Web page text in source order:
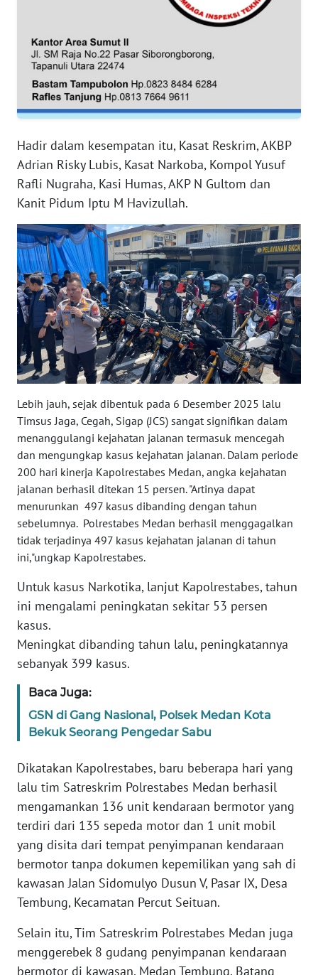
Hadir dalam kesempatan itu, Kasat Reskrim, AKBP
Adrian Risky Lubis, Kasat Narkoba, Kompol Yusuf
Rafli Nugraha, Kasi Humas, AKP N Gultom dan
Kanit Pidum Iptu M Havizullah.
Lebih jauh, sejak dibentuk pada 6 Desember 2025 lalu
Timsus Jaga, Cegah, Sigap (JCS) sangat signifikan dalam
menanggulangi kejahatan jalanan termasuk mencegah
dan mengungkap kasus kejahatan jalanan. Dalam periode
200 hari kinerja Kapolrestabes Medan, angka kejahatan
jalanan berhasil ditekan 15 persen. "Artinya dapat
menurunkan 497 kasus dibanding dengan tahun
sebelumnya. Polrestabes Medan berhasil menggagalkan
tidak terjadinya 497 kasus kejahatan jalanan di tahun
ini,"ungkap Kapolrestabes.
Untuk kasus Narkotika, lanjut Kapolrestabes, tahun
ini mengalami peningkatan sekitar 53 persen
kasus.
Meningkat dibanding tahun lalu, peningkatannya
sebanyak 399 kasus.
Baca Juga:
GSN di Gang Nasional, Polsek Medan Kota
Bekuk Seorang Pengedar Sabu
Dikatakan Kapolrestabes, baru beberapa hari yang
lalu tim Satreskrim Polrestabes Medan berhasil
mengamankan 136 unit kendaraan bermotor yang
terdiri dari 135 sepeda motor dan 1 unit mobil
yang disita dari tempat penyimpanan kendaraan
bermotor tanpa dokumen kepemilikan yang sah di
kawasan Jalan Sidomulyo Dusun V, Pasar IX, Desa
Tembung, Kecamatan Percut Seituan.
Selain itu, Tim Satreskrim Polrestabes Medan juga
menggerebek 8 gudang penyimpanan kendaraan
bermotor di kawasan, Medan Tembung, Batang
WN
SERAMBI
WN
WN
SULTRA
NTB
WN
SULTENG
WN
SULBAR
WN
WN
SUMBAR
SUMSEL
WN
BENGKULU
WN
LAMPUNG
WN
JATENG
WN
NUSANTARA
JATIM
WN
BALI
WN
WN
KALTENG